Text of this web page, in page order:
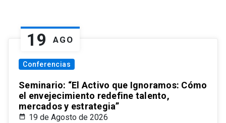
19 AGO
Conferencias
Seminario: “El Activo que Ignoramos: Cómo
el envejecimiento redefine talento,
mercados y estrategia”
19 de Agosto de 2026